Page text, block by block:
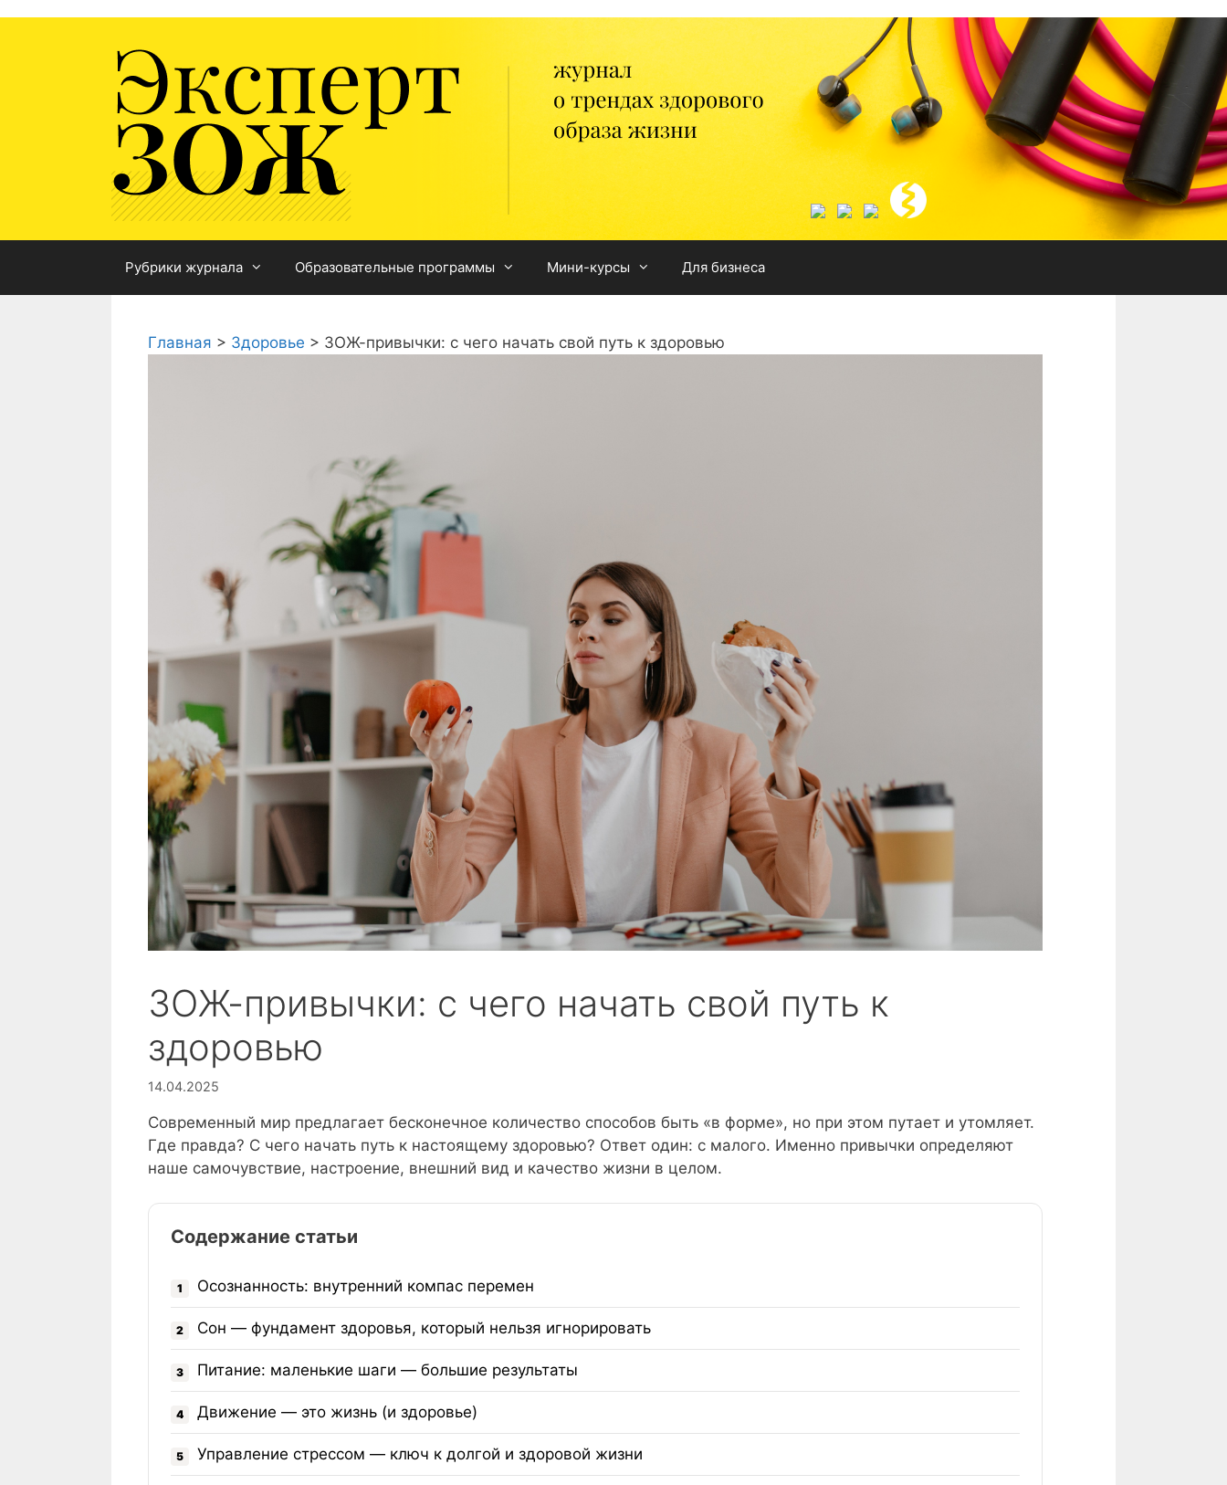
Рубрики журнала Образовательные программы Мини-курсы Для бизнеса
Главная > Здоровье > ЗОЖ-привычки: с чего начать свой путь к здоровью
ЗОЖ-привычки: с чего начать свой путь к
здоровью
14.04.2025
Современный мир предлагает бесконечное количество способов быть «в форме», но при этом путает и утомляет.
Где правда? С чего начать путь к настоящему здоровью? Ответ один: с малого. Именно привычки определяют
наше самочувствие, настроение, внешний вид и качество жизни в целом.
Содержание статьи
1 Осознанность: внутренний компас перемен
2 Сон — фундамент здоровья, который нельзя игнорировать
3 Питание: маленькие шаги — большие результаты
4 Движение — это жизнь (и здоровье)
5 Управление стрессом — ключ к долгой и здоровой жизни